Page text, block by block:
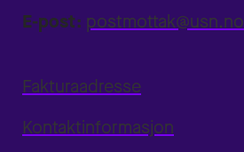
E-post: postmottak@usn.no
Fakturaadresse
Kontaktinformasjon